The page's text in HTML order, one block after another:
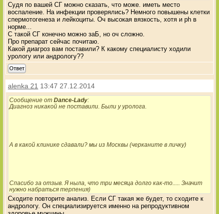
Судя по вашей СГ можно сказать, что може. иметь место
воспаление. На инфекции проверялись? Немного повышены клетки
спермотогенеза и лейкоциты. Оч высокая вязкость, хотя и рh в
норме...
С такой СГ конечно можно заБ, но оч сложно.
Про препарат сейчас почитаю.
Какой диагроз вам поставили? К какому специалисту ходили
урологу или андрологу??
Ответ
alenka 21 13:47 27.12.2014
Сообщение отDance-Lady:
Диагноз никакой не поставили. Были у уролога.
А в какой клинике сдавали? мы из Москвы (черканите в личку)
Спасибо за отзыв. Я ныла, что три месяца долго как-то..... Значит
нужно набраться терпения)
Сходите повторите анализ. Если СГ такая же будет, то сходите к
андрологу. Он специализируется именно на репродуктивном